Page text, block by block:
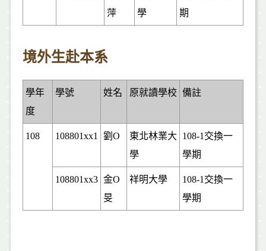
萍
學
期
境外生赴本系
學年
度
學號 姓名 原就讀學校 備註
108 108801xx1 劉O
東北林業大
學
108-1交換一
學期
108801xx3 金O
旻
祥明大學
108-1交換一
學期